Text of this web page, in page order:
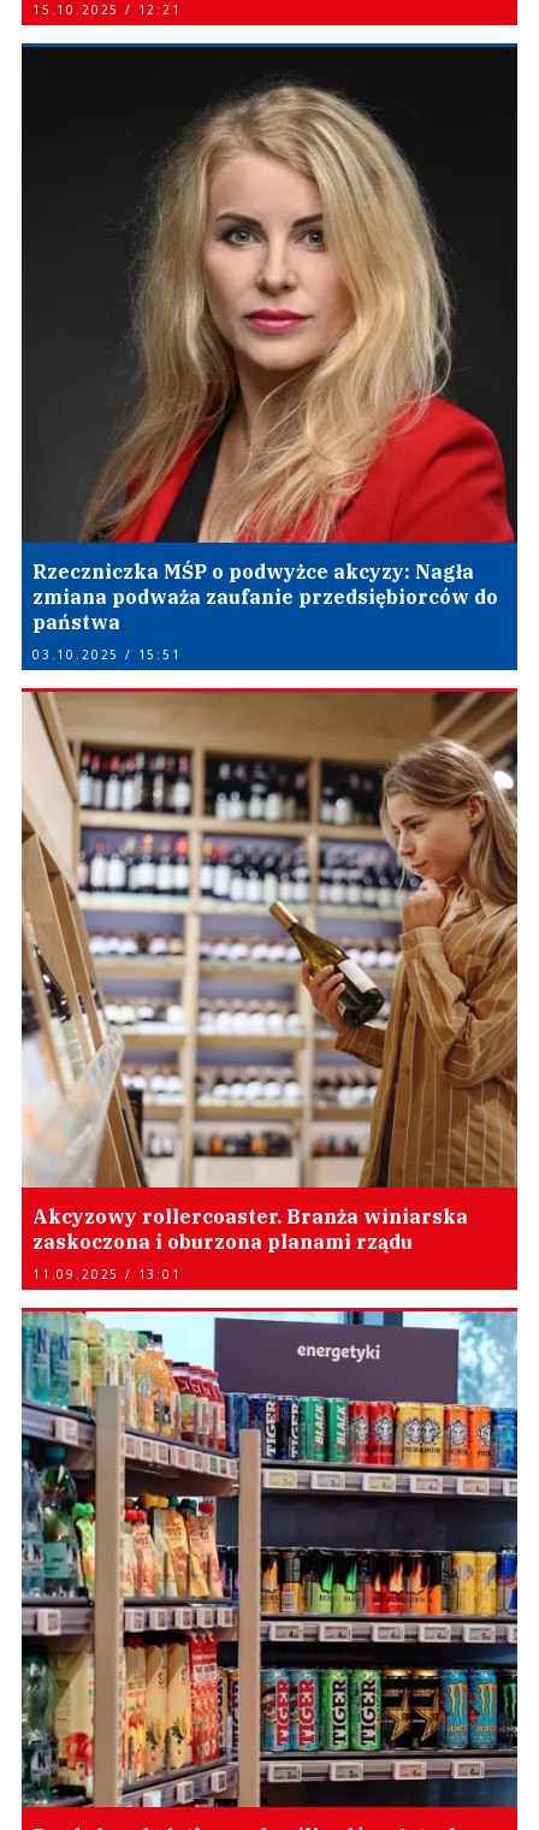
15.10.2025 / 12:21
Rzeczniczka MŚP o podwyżce akcyzy: Nagła
zmiana podważa zaufanie przedsiębiorców do
państwa
03.10.2025 / 15:51
Akcyzowy rollercoaster. Branża winiarska
zaskoczona i oburzona planami rządu
11.09.2025 / 13:01